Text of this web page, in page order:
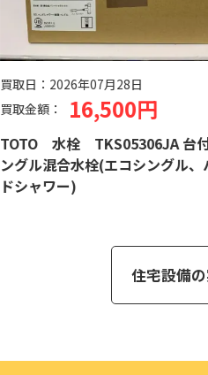
買取日： 2026年07月28日
買取金額：
16,500円
TOTO 水栓 TKS05306JA 台
ングル混合水栓(エコシングル、
ドシャワー)
住宅設備